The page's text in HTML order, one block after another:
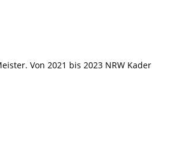
Von 2021 bis 2023 NRW Kader